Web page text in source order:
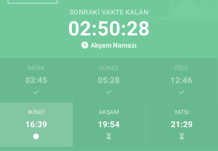
SONRAKI VAKTE KALAN
02:50:27
Akşam Namazı
İMSAK
03:45
GÜNEŞ
05:28
ÖĞLE
12:46
İKINDI
16:39
AKŞAM
19:54
YATSI
21:29